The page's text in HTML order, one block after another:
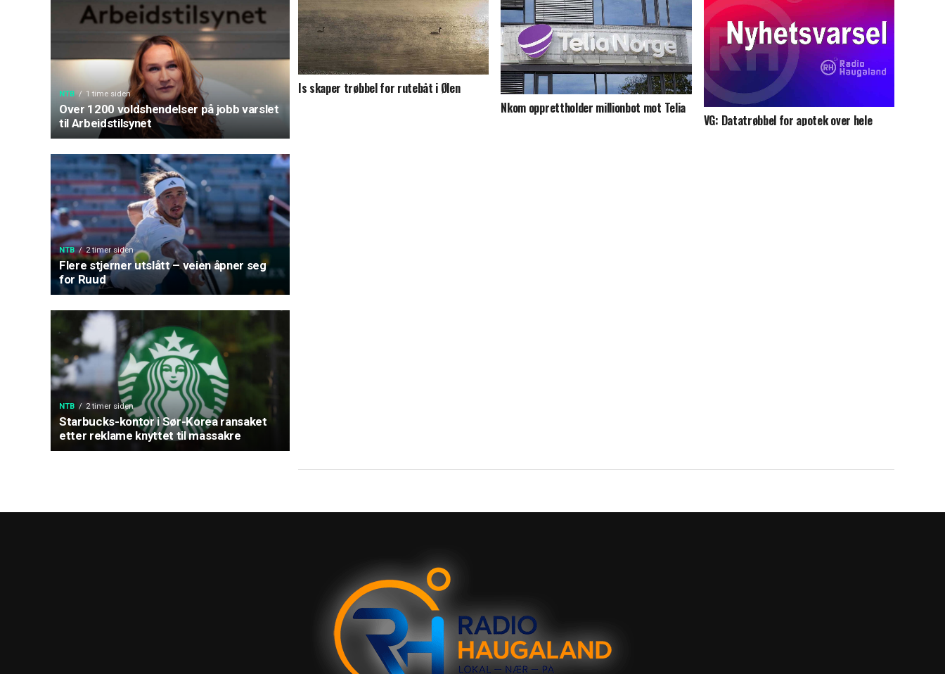
NTB 1 time siden
Over 1200 voldshendelser på jobb varslet
til Arbeidstilsynet
NTB 2 timer siden
Flere stjerner utslått – veien åpner seg
for Ruud
NTB 2 timer siden
Starbucks-kontor i Sør-Korea ransaket
etter reklame knyttet til massakre
Is skaper trøbbel for rutebåt i Ølen
Nkom opprettholder millionbot mot Telia
VG: Datatrøbbel for apotek over hele